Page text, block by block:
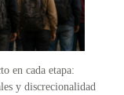
en cada etapa:
y discrecionalidad